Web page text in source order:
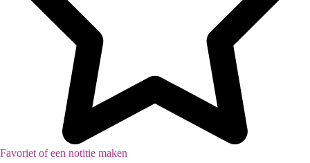
Favoriet of een notitie maken